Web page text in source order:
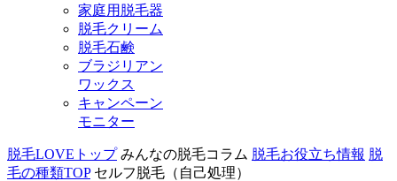
家庭用脱毛器
脱毛クリーム
脱毛石鹸
ブラジリアン
ワックス
キャンペーン
モニター
脱毛LOVEトップ みんなの脱毛コラム 脱毛お役立ち情報 脱
毛の種類TOP セルフ脱毛（自己処理）